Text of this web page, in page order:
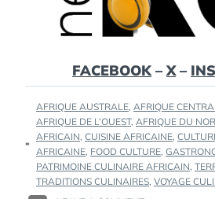
FACEBOOK–X–
TAGS
:
AFRIQUE AUSTRALE, AFRIQUE
AFRIQUE DE L’OUEST, AFRIQUE DU
AFRICAIN, CUISINE AFRICAINE,
AFRICAINE, FOOD CULTURE,
PATRIMOINE CULINAIRE AFRICAIN,
TRADITIONS CULINAIRES, VOYAGE